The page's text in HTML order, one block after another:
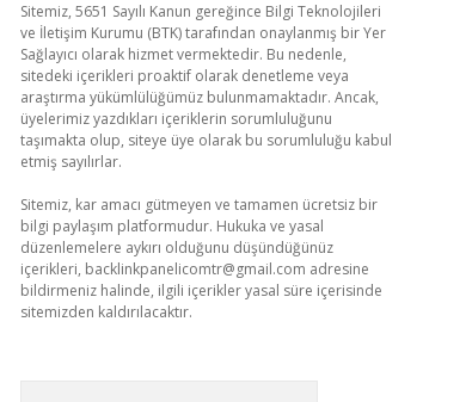
Sitemiz, 5651 Sayılı Kanun gereğince Bilgi Teknolojileri
ve İletişim Kurumu (BTK) tarafından onaylanmış bir Yer
Sağlayıcı olarak hizmet vermektedir. Bu nedenle,
sitedeki içerikleri proaktif olarak denetleme veya
araştırma yükümlülüğümüz bulunmamaktadır. Ancak,
üyelerimiz yazdıkları içeriklerin sorumluluğunu
taşımakta olup, siteye üye olarak bu sorumluluğu kabul
etmiş sayılırlar.
Sitemiz, kar amacı gütmeyen ve tamamen ücretsiz bir
bilgi paylaşım platformudur. Hukuka ve yasal
düzenlemelere aykırı olduğunu düşündüğünüz
içerikleri, backlinkpanelicomtr@gmail.com adresine
bildirmeniz halinde, ilgili içerikler yasal süre içerisinde
sitemizden kaldırılacaktır.